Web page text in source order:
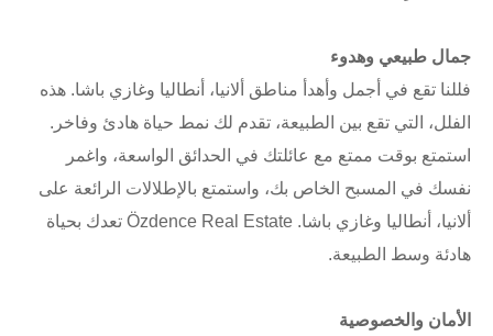
جمال طبيعي وهدوء
فللنا تقع في أجمل وأهدأ مناطق ألانيا، أنطاليا وغازي باشا. هذه
الفلل، التي تقع بين الطبيعة، تقدم لك نمط حياة هادئ وفاخر.
استمتع بوقت ممتع مع عائلتك في الحدائق الواسعة، واغمر
نفسك في المسبح الخاص بك، واستمتع بالإطلالات الرائعة على
ألانيا، أنطاليا وغازي باشا. Özdence Real Estate تعدك بحياة
هادئة وسط الطبيعة.
الأمان والخصوصية